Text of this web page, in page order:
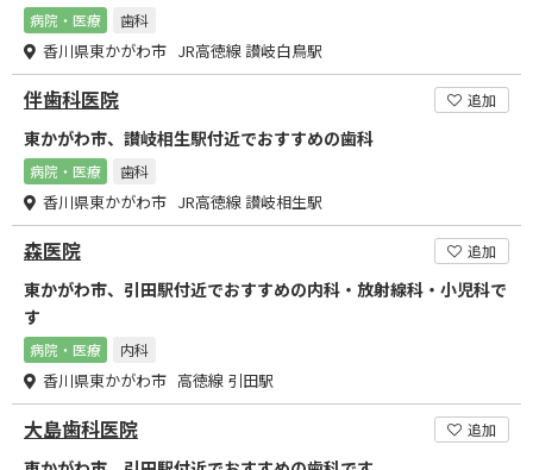
病院・医療 歯科
香川県東かがわ市 JR高徳線 讃岐白鳥駅
伴歯科医院 追加
東かがわ市、讃岐相生駅付近でおすすめの歯科
病院・医療 歯科
香川県東かがわ市 JR高徳線 讃岐相生駅
森医院 追加
東かがわ市、引田駅付近でおすすめの内科・放射線科・小児科で
す
病院・医療 内科
香川県東かがわ市 高徳線 引田駅
大島歯科医院 追加